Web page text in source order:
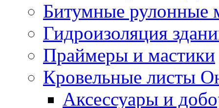
Битумные рулонные
Гидроизоляция
Праймеры и мастики
Кровельные листы
Аксессуары и